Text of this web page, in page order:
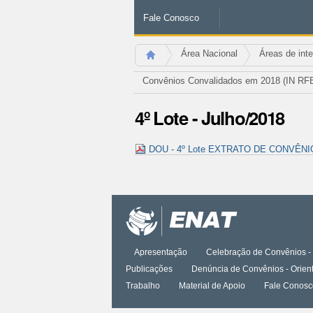
Fale Conosco
Área Nacional Áreas de
Convênios Convalidados em 2018 (IN
4º Lote - Julho/2018
DOU - 4º Lote EXTRATO DE
documento
Apresentação Celebração de Convênios
Publicações
Denúncia de Convênios -
Trabalho
Material de Apoio Fale